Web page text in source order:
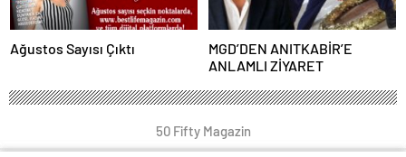
Ağustos Sayısı Çıktı
MGD’DEN ANITKABİR’E
ANLAMLI ZİYARET
50 Fifty Magazin